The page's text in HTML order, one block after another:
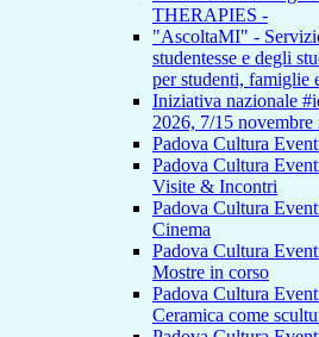
THERAPIES -
"AscoltaMI" -
studentesse e degli
per studenti, famiglie
Iniziativa nazionale
2026, 7/15 novembre
Padova Cultura
Padova Cultura
Visite & Incontri
Padova Cultura
Cinema
Padova Cultura
Mostre in corso
Padova Cultura
Ceramica come